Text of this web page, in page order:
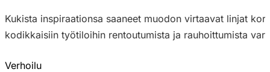
Kukista inspiraationsa saaneet muodon virtaavat linjat
kodikkaisiin työtiloihin rentoutumista ja rauhoittumista
Verhoilu